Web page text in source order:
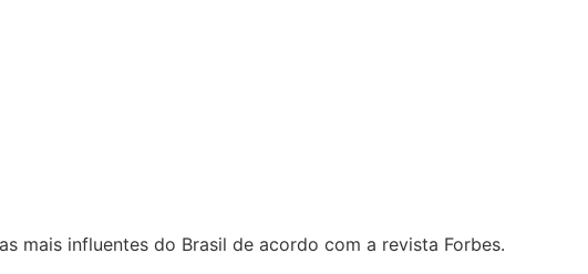
mais influentes do Brasil de acordo com a revista Forbes.